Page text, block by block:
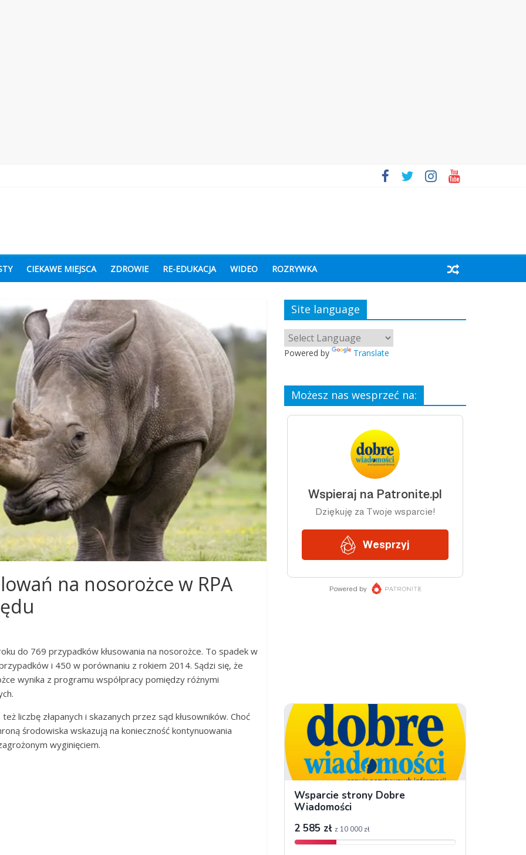
CIEKAWE MIEJSCA ZDROWIE RE-EDUKACJA WIDEO ROZRYWKA
na nosorożce w RPA
do 769 przypadków kłusowania na nosorożce. To spadek w
i 450 w porównaniu z rokiem 2014. Sądzi się, że
wynika z programu współpracy pomiędzy różnymi
liczbę złapanych i skazanych przez sąd kłusowników. Choć
środowiska wskazują na konieczność kontynuowania
wyginięciem.
Site language
Powered by Translate
Możesz nas wesprzeć na: